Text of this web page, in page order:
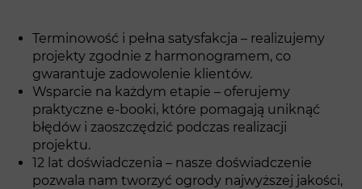
Terminowość i pełna satysfakcja – realizujemy
projekty zgodnie z harmonogramem, co
gwarantuje zadowolenie klientów.
Wsparcie na każdym etapie – oferujemy
praktyczne e-booki, które pomagają uniknąć
błędów i zaoszczędzić podczas realizacji
projektu.
12 lat doświadczenia – nasze doświadczenie
pozwala nam tworzyć ogrody najwyższej jakości,